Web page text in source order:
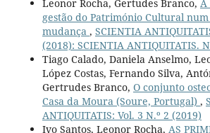
Leonor Rocha, Gertudes Branco, A
gestão do Património Cultural
mudança , SCIENTIA
(2018): SCIENTIA ANTIQUITATIS.
Tiago Calado, Daniela Anselmo,
López Costas, Fernando Silva,
Gertrudes Branco, O conjunto
Casa da Moura (Soure, Portugal) ,
ANTIQUITATIS: Vol. 3 N.º 2 (2019)
Ivo Santos, Leonor Rocha, AS